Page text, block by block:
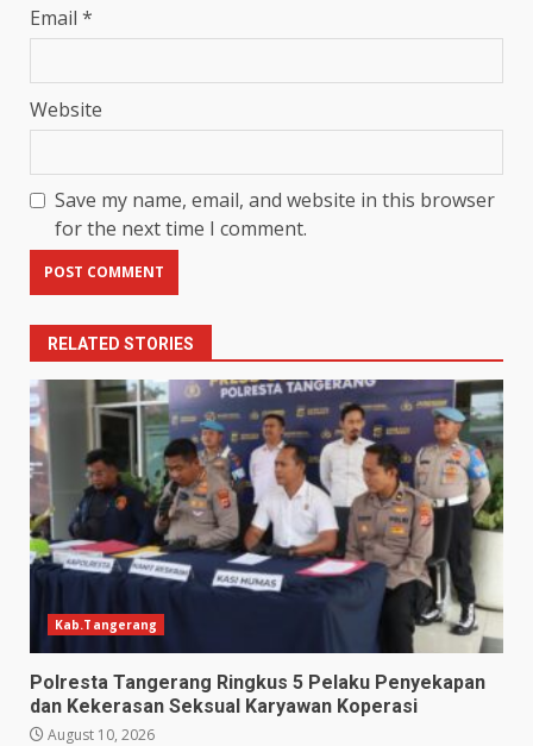
Email *
Website
Save my name, email, and website in this browser
for the next time I comment.
RELATED STORIES
Kab.Tangerang
Polresta Tangerang Ringkus 5 Pelaku Penyekapan
dan Kekerasan Seksual Karyawan Koperasi
August 10, 2026